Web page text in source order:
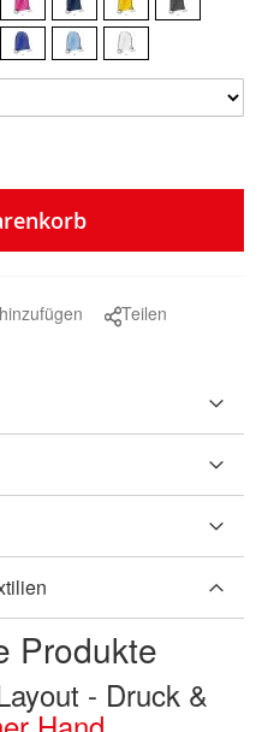
Teilen
Produkte
- Druck &